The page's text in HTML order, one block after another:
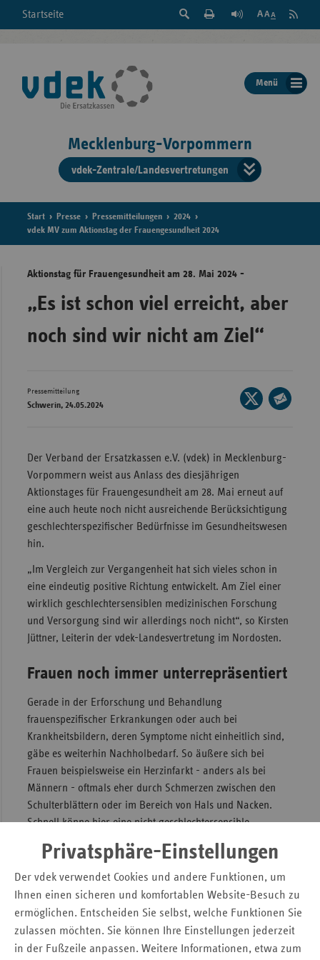
Privatsphäre-Einstellungen
Der vdek verwendet Cookies und andere Funktionen, um
Ihnen einen sicheren und komfortablen Website-Besuch zu
ermöglichen. Entscheiden Sie selbst, welche Funktionen Sie
zulassen möchten. Sie können Ihre Einstellungen jederzeit
in der Fußzeile anpassen. Weitere Informationen, etwa zum
Startseite
Suche
der
Seite
Feed
Menü
Mecklenburg-Vorpommern
vdek-Zentrale/Landesvertretungen
der
Start Presse Pressemitteilungen
2024
vdek MV zum Aktionstag der Frauengesundheit 2024
Aktionstag für Frauengesundheit am 28. Mai 2024 -
„Es ist schon viel erreicht, aber
noch sind wir nicht am Ziel“
Pressemitteilung
Schwerin, 24.05.2024
Seite
auf
teilen
Der Verband der Ersatzkassen e.V. (vdek) in Mecklenburg-
Vorpommern weist aus Anlass des diesjährigen
Aktionstages für Frauengesundheit am 28. Mai erneut auf
eine auch heute noch nicht ausreichende Berücksichtigung
geschlechterspezifischer Bedürfnisse im Gesundheitswesen
hin.
„Im Vergleich zur Vergangenheit hat sich vieles schon in
eine eindeutig positive Richtung entwickelt. Am Ziel einer
wirklich geschlechtersensiblen medizinischen Forschung
und Versorgung sind wir allerdings noch nicht“, so Kirsten
Jüttner, Leiterin der vdek-Landesvertretung im Nordosten.
Frauen noch immer unterrepräsentiert
Gerade in der Erforschung und Behandlung
frauenspezifischer Erkrankungen oder auch bei
Krankheitsbildern, deren Symptome nicht einheitlich sind,
gäbe es weiterhin Nachholbedarf. So äußere sich bei
Frauen beispielsweise ein Herzinfarkt - anders als bei
Männern - oftmals eher durch Schmerzen zwischen den
Schulterblättern oder im Bereich von Hals und Nacken.
Schnell könne hier eine nicht geschlechtersensible
Therapien führen.
Ersatzkassen engagieren sich weiter
für differenzierte medizinische
Versorgung